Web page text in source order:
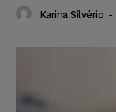
Karina Silvério -